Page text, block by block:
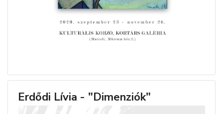
Erdődi Lívia - "Dimenziók"